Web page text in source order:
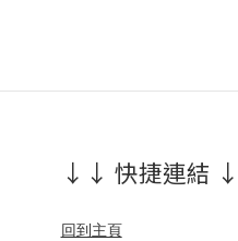
↓↓ 快捷連結
回到主頁